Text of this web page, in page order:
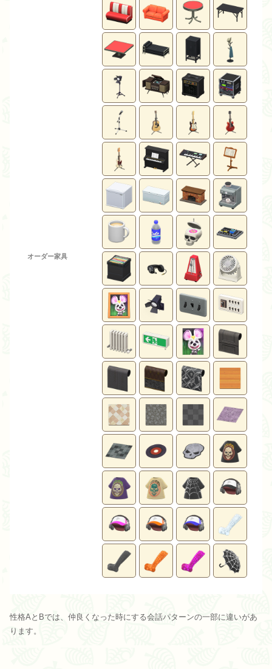
オーダー家具
性格AとBでは、仲良くなった時にする会話パターンの一部に違いがあ
ります。